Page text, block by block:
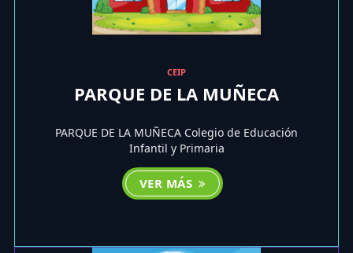
CEIP
PARQUE DE LA MUÑECA
PARQUE DE LA MUÑECA Colegio de Educación
Infantil y Primaria
VER MÁS